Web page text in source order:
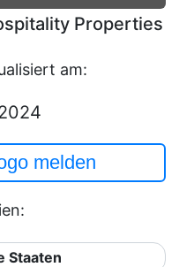
Properties
am:
melden